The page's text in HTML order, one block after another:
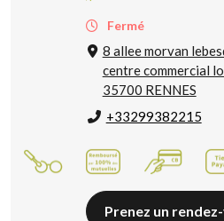
Fermé
8 allee morvan
centre commercial
35700 RENNES
+33299382215
Prenez un